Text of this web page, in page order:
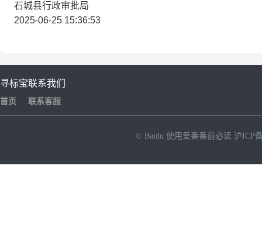
石城县行政审批局
2025-06-25 15:36:53
寻标宝
首页
联系我们
联系客服
© Baidu 使用爱番番前必读 沪ICP